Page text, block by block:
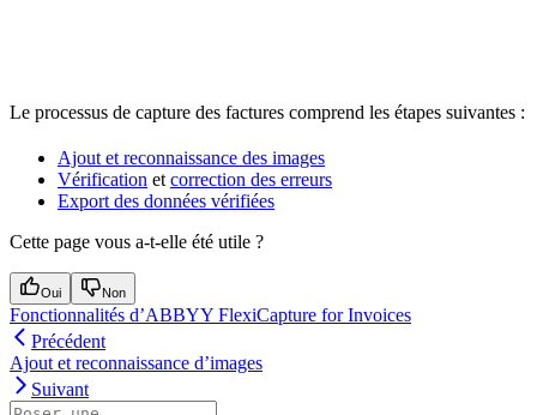
Le processus de capture des factures comprend les étapes suivantes :
Ajout et reconnaissance des images
Vérification et correction des erreurs
Export des données vérifiées
Cette page vous a-t-elle été utile ?
Oui Non
Fonctionnalités d’ABBYY FlexiCapture for Invoices
Précédent
Ajout et reconnaissance d’images
Suivant